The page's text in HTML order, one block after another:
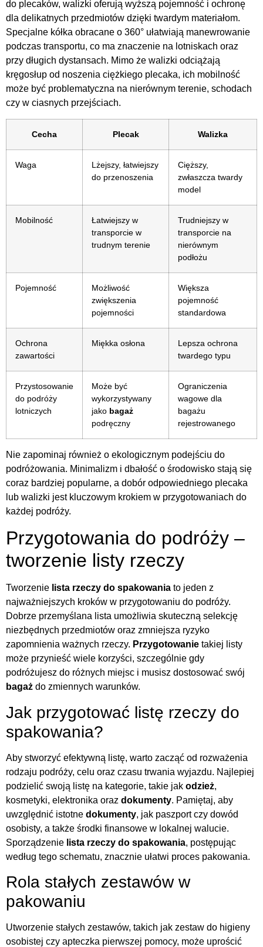
do plecaków, walizki oferują wyższą pojemność i ochronę
dla delikatnych przedmiotów dzięki twardym materiałom.
Specjalne kółka obracane o 360° ułatwiają manewrowanie
podczas transportu, co ma znaczenie na lotniskach oraz
przy długich dystansach. Mimo że walizki odciążają
kręgosłup od noszenia ciężkiego plecaka, ich mobilność
może być problematyczna na nierównym terenie, schodach
czy w ciasnych przejściach.
Cecha Plecak Walizka
Waga
Lżejszy, łatwiejszy
do przenoszenia
Cięższy,
zwłaszcza twardy
model
Mobilność
Łatwiejszy w
transporcie w
trudnym terenie
Trudniejszy w
transporcie na
nierównym
podłożu
Pojemność
Możliwość
zwiększenia
pojemności
Większa
pojemność
standardowa
Ochrona
zawartości
Miękka osłona
Lepsza ochrona
twardego typu
Przystosowanie
do podróży
lotniczych
Może być
wykorzystywany
jako bagaż
podręczny
Ograniczenia
wagowe dla
bagażu
rejestrowanego
Nie zapominaj również o ekologicznym podejściu do
podróżowania. Minimalizm i dbałość o środowisko stają się
coraz bardziej popularne, a dobór odpowiedniego plecaka
lub walizki jest kluczowym krokiem w przygotowaniach do
każdej podróży.
Przygotowania do podróży –
tworzenie listy rzeczy
Tworzenie lista rzeczy do spakowania to jeden z
najważniejszych kroków w przygotowaniu do podróży.
Dobrze przemyślana lista umożliwia skuteczną selekcję
niezbędnych przedmiotów oraz zmniejsza ryzyko
zapomnienia ważnych rzeczy. Przygotowanie takiej listy
może przynieść wiele korzyści, szczególnie gdy
podróżujesz do różnych miejsc i musisz dostosować swój
bagaż do zmiennych warunków.
Jak przygotować listę rzeczy do
spakowania?
Aby stworzyć efektywną listę, warto zacząć od rozważenia
rodzaju podróży, celu oraz czasu trwania wyjazdu. Najlepiej
podzielić swoją listę na kategorie, takie jak odzież,
kosmetyki, elektronika oraz dokumenty. Pamiętaj, aby
uwzględnić istotne dokumenty, jak paszport czy dowód
osobisty, a także środki finansowe w lokalnej walucie.
Sporządzenie lista rzeczy do spakowania, postępując
według tego schematu, znacznie ułatwi proces pakowania.
Rola stałych zestawów w
pakowaniu
Utworzenie stałych zestawów, takich jak zestaw do higieny
osobistej czy apteczka pierwszej pomocy, może uprościć